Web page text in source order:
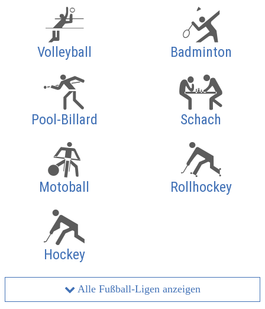
Volleyball Badminton
Pool-Billard Schach
Motoball Rollhockey
Hockey
Alle Fußball-Ligen anzeigen